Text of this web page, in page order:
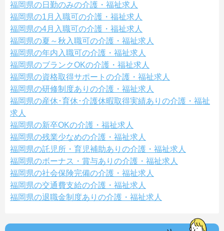
福岡県の日勤のみの介護・福祉求人
福岡県の1月入職可の介護・福祉求人
福岡県の4月入職可の介護・福祉求人
福岡県の夏～秋入職可の介護・福祉求人
福岡県の年内入職可の介護・福祉求人
福岡県のブランクOKの介護・福祉求人
福岡県の資格取得サポートの介護・福祉求人
福岡県の研修制度ありの介護・福祉求人
福岡県の産休･育休･介護休暇取得実績ありの介護・福祉
求人
福岡県の新卒OKの介護・福祉求人
福岡県の残業少なめの介護・福祉求人
福岡県の託児所・育児補助ありの介護・福祉求人
福岡県のボーナス・賞与ありの介護・福祉求人
福岡県の社会保険完備の介護・福祉求人
福岡県の交通費支給の介護・福祉求人
福岡県の退職金制度ありの介護・福祉求人